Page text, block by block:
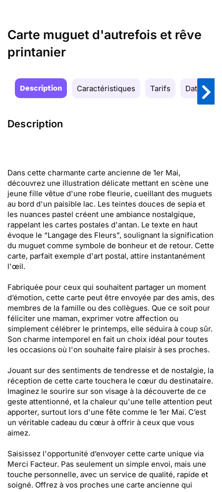
Carte muguet d'autrefois et rêve
printanier
Description Caractéristiques Tarifs Date de
Description
Dans cette charmante carte ancienne de 1er Mai,
découvrez une illustration délicate mettant en scène une
jeune fille vêtue d'une robe fleurie, cueillant des muguets
au bord d'un paisible lac. Les teintes douces de sepia et
les nuances pastel créent une ambiance nostalgique,
rappelant les cartes postales d'antan. Le texte en haut
évoque le “Langage des Fleurs”, soulignant la signification
du muguet comme symbole de bonheur et de retour. Cette
carte, parfait exemple d'art postal, attire instantanément
l'œil.
Fabriquée pour ceux qui souhaitent partager un moment
d’émotion, cette carte peut être envoyée par des amis, des
membres de la famille ou des collègues. Que ce soit pour
féliciter une maman, exprimer votre affection ou
simplement célébrer le printemps, elle séduira à coup sûr.
Son charme intemporel en fait un choix idéal pour toutes
les occasions où l'on souhaite faire plaisir à ses proches.
Jouant sur des sentiments de tendresse et de nostalgie, la
réception de cette carte touchera le cœur du destinataire.
Imaginez le sourire sur son visage à la découverte de ce
geste attentionné, et la chaleur qu'une telle attention peut
apporter, surtout lors d'une fête comme le 1er Mai. C’est
un véritable cadeau du cœur à offrir à ceux que vous
aimez.
Saisissez l'opportunité d’envoyer cette carte unique via
Merci Facteur. Pas seulement un simple envoi, mais une
touche personnelle, avec un service de qualité, rapide et
soigné. Offrez à vos proches une carte ancienne qui